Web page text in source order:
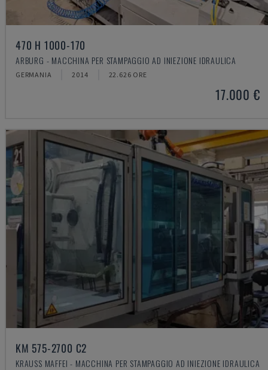
470 H 1000-170
ARBURG - MACCHINA PER STAMPAGGIO AD INIEZIONE IDRAULICA
GERMANIA 2014 22.626 ORE
17.000 €
KM 575-2700 C2
KRAUSS MAFFEI - MACCHINA PER STAMPAGGIO AD INIEZIONE IDRAULICA